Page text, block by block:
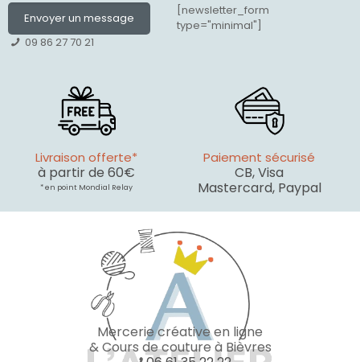
Envoyer un message
09 86 27 70 21
[newsletter_form
type="minimal"]
Livraison offerte*
à partir de 60€
* en point Mondial Relay
Paiement sécurisé
CB, Visa
Mastercard, Paypal
Mercerie créative en ligne
& Cours de couture à Bièvres